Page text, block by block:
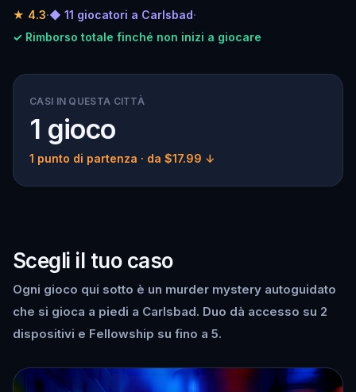
★ 4.3·◆ 11 giocatori a Carlsbad·
✓ Rimborso totale finché non inizi a giocare
CASI IN QUESTA CITTÀ
1 gioco
1 punto di partenza · da $17.99 ↓
Scegli il tuo caso
Ogni gioco qui sotto è un murder mystery autoguidato
che si gioca a piedi a Carlsbad. Duo dà accesso su 2
dispositivi e Fellowship su fino a 5.